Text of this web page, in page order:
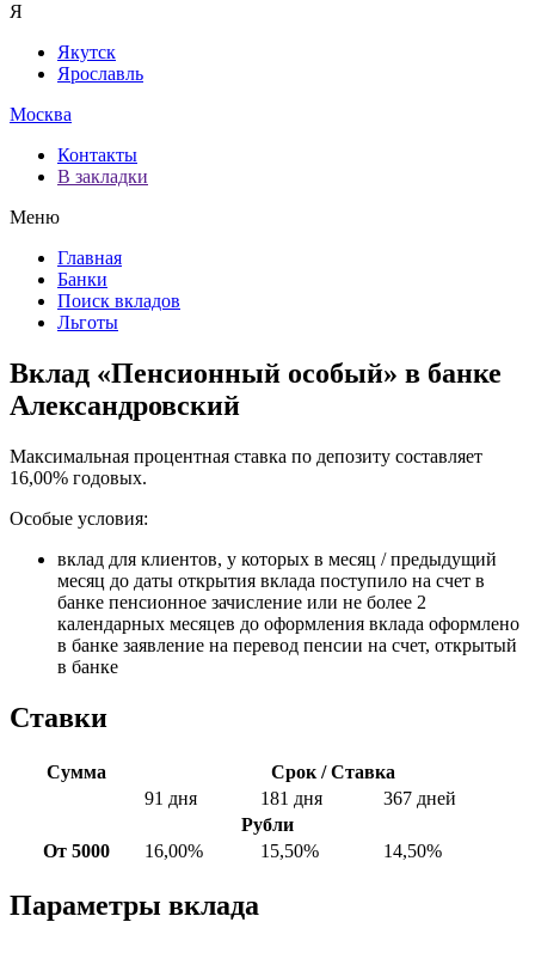
Я
Якутск
Ярославль
Москва
Контакты
В закладки
Меню
Главная
Банки
Поиск вкладов
Льготы
Вклад «Пенсионный особый» в банке
Александровский
Максимальная процентная ставка по депозиту составляет
16,00% годовых.
Особые условия:
вклад для клиентов, у которых в месяц / предыдущий
месяц до даты открытия вклада поступило на счет в
банке пенсионное зачисление или не более 2
календарных месяцев до оформления вклада оформлено
в банке заявление на перевод пенсии на счет, открытый
в банке
Ставки
Сумма
Срок / Ставка
91 дня
181 дня
367 дней
Рубли
От 5000
16,00% 15,50% 14,50%
Параметры вклада